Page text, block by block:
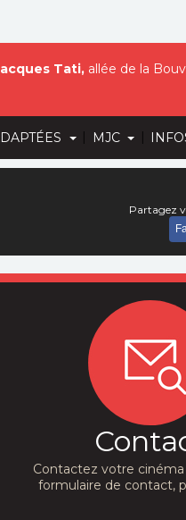
| MJC |
Tati, allée de la
Partagez
Contactez votre cinéma
formulaire de contact,